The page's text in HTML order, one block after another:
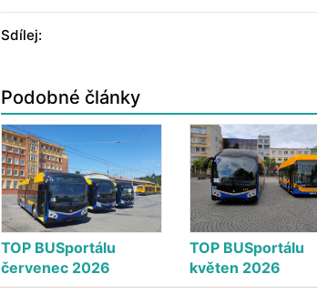
Sdílej:
Podobné články
TOP BUSportálu
červenec 2026
TOP BUSportálu
květen 2026